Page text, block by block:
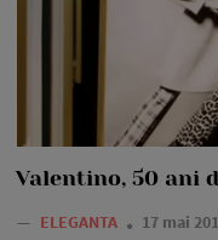
Valentino, 50 ani
— ELEGANTA 17 mai